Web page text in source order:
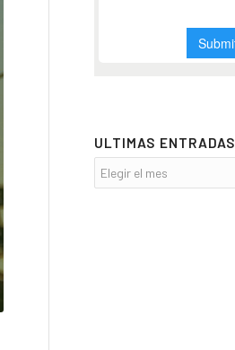
ULTIMAS ENTRADAS